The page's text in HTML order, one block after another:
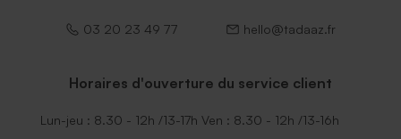
03 20 23 49 77 hello@tadaaz.fr
Horaires d'ouverture du service client
Lun-jeu : 8.30 - 12h /13-17h Ven : 8.30 - 12h /13-16h